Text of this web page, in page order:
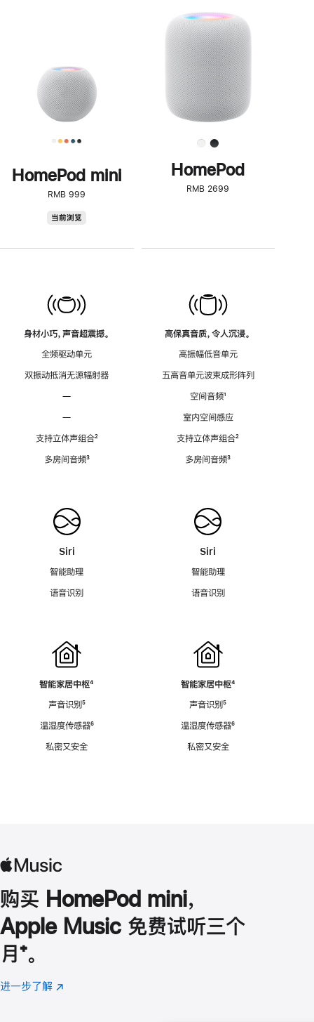
HomePod mini
RMB 999
当前浏览
身材小巧，声音超震撼。
全频驱动单元
双振动抵消无源辐射器
—
—
支持立体声组合脚
²
多房间音频脚
³
Siri
智能助理
语音识别
智能家居中枢脚
⁴
声音识别脚
⁵
温湿度传感器脚
⁶
私密又安全
步
了
解
HomePod<
HomePod
RMB 2699
高保真音质，令人沉浸。
高振幅低音单元
五高音单元波束成形阵列
空间音频脚
¹
室内空间感应
支持立体声组合脚
²
多房间音频脚
³
Siri
智能助理
语音识别
智能家居中枢脚
⁴
声音识别脚
⁵
温湿度传感器脚
⁶
私密又安全
购买 HomePod mini，
Apple Music 免费试听三个
月 脚
注
⁺。
进一步了解 Apple
(在